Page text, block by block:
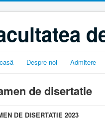
Despre noi Admitere
de disertatie
DE DISERTATIE 2023